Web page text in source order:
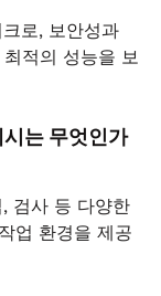
로, 보안성과
적의 성능을 보
는 무엇인가
검사 등 다양한
업 환경을 제공